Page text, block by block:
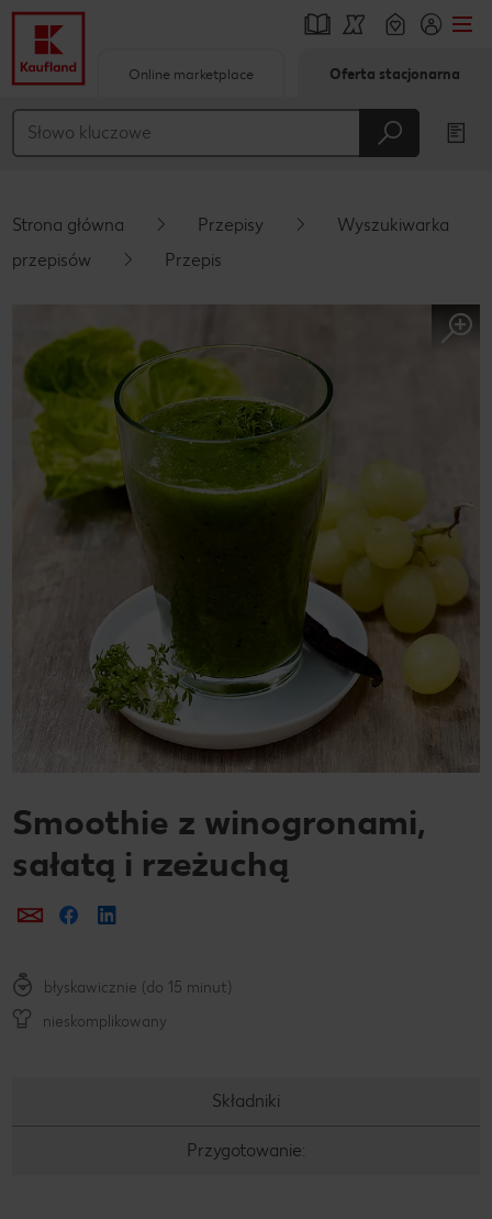
Główna treść
Pływający pasek boczny
Online marketplace Oferta stacjonarna
Strona główna Przepisy
Wyszukiwarka
przepisów
Przepis
Smoothie z winogronami,
sałatą i rzeżuchą
Prześlij e-mailem
Udostępnij na Facebooku
błyskawicznie (do 15 minut)
nieskomplikowany
Składniki
Przygotowanie: